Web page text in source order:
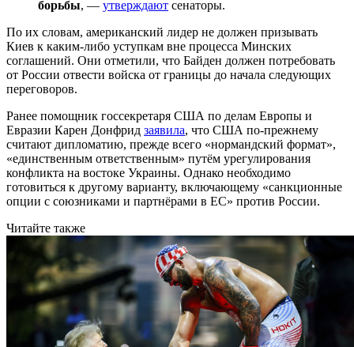
борьбы, — утверждают сенаторы.
По их словам, американский лидер не должен призывать
Киев к каким-либо уступкам вне процесса Минских
соглашений. Они отметили, что Байден должен потребовать
от России отвести войска от границы до начала следующих
переговоров.
Ранее помощник госсекретаря США по делам Европы и
Евразии Карен Донфрид заявила, что США по-прежнему
считают дипломатию, прежде всего «нормандский формат»,
«единственным ответственным» путём урегулирования
конфликта на востоке Украины. Однако необходимо
готовиться к другому варианту, включающему «санкционные
опции с союзниками и партнёрами в ЕС» против России.
Читайте также